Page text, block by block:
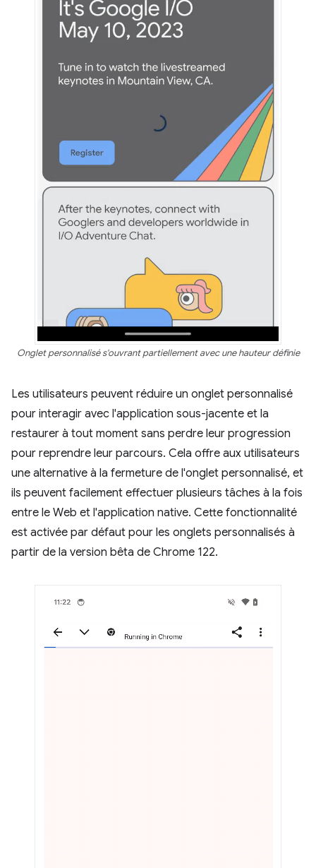
Onglet personnalisé s'ouvrant partiellement avec une hauteur définie
Les utilisateurs peuvent réduire un onglet personnalisé
pour interagir avec l'application sous-jacente et la
restaurer à tout moment sans perdre leur progression
pour reprendre leur parcours. Cela offre aux utilisateurs
une alternative à la fermeture de l'onglet personnalisé, et
ils peuvent facilement effectuer plusieurs tâches à la fois
entre le Web et l'application native. Cette fonctionnalité
est activée par défaut pour les onglets personnalisés à
partir de la version bêta de Chrome 122.